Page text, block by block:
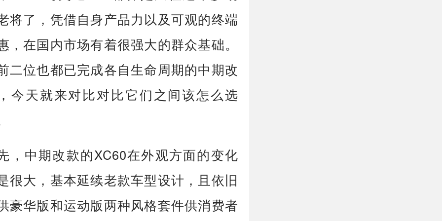
将了，凭借自身产品力以及可观的终端
，在国内市场有着很强大的群众基础。
二位也都已完成各自生命周期的中期改
今天就来对比对比它们之间该怎么选
，中期改款的XC60在外观方面的变化
很大，基本延续老款车型设计，且依旧
豪华版和运动版两种风格套件供消费者